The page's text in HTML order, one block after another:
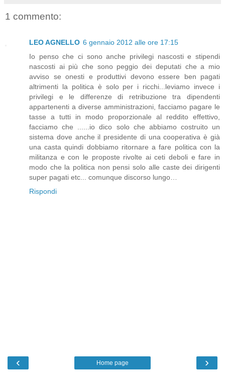
1 commento:
LEO AGNELLO 6 gennaio 2012 alle ore 17:15
Io penso che ci sono anche privilegi nascosti e stipendi
nascosti ai più che sono peggio dei deputati che a mio
avviso se onesti e produttivi devono essere ben pagati
altrimenti la politica è solo per i ricchi...leviamo invece i
privilegi e le differenze di retribuzione tra dipendenti
appartenenti a diverse amministrazioni, facciamo pagare le
tasse a tutti in modo proporzionale al reddito effettivo,
facciamo che ......io dico solo che abbiamo costruito un
sistema dove anche il presidente di una cooperativa è già
una casta quindi dobbiamo ritornare a fare politica con la
militanza e con le proposte rivolte ai ceti deboli e fare in
modo che la politica non pensi solo alle caste dei dirigenti
super pagati etc... comunque discorso lungo…
Rispondi
‹ ›
Home page